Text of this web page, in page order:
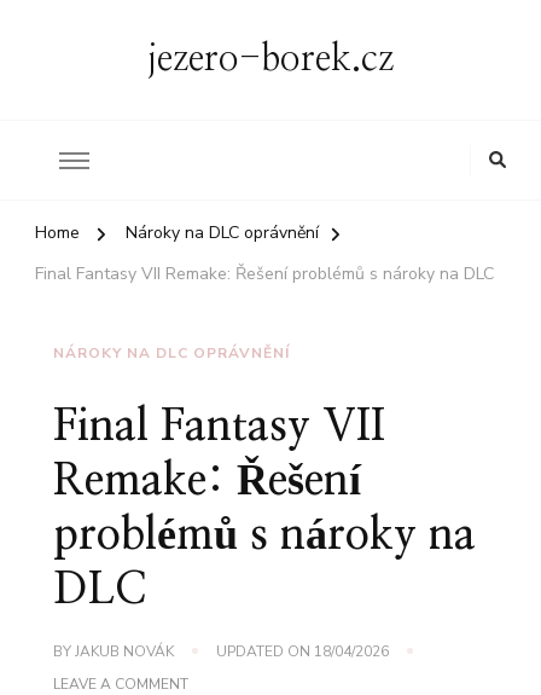
jezero-borek.cz
Home
Nároky na DLC oprávnění
Final Fantasy VII Remake: Řešení problémů s nároky na DLC
NÁROKY NA DLC OPRÁVNĚNÍ
Final Fantasy VII
Remake: Řešení
problémů s nároky na
DLC
BYJAKUB NOVÁK UPDATED ON 18/04/2026
LEAVE A COMMENTON